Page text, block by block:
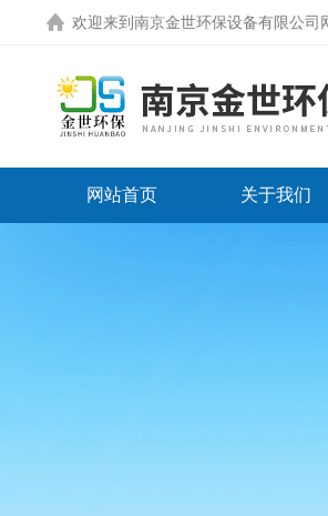
欢迎来到 南京金世环保设备有限公司
网站首页 关于我们